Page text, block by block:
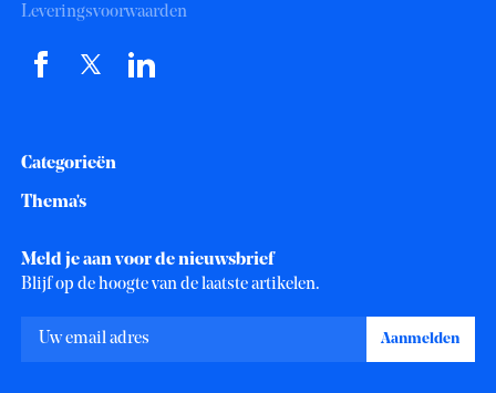
Leveringsvoorwaarden
Categorieën
Thema's
Meld je aan voor de nieuwsbrief
Blijf op de hoogte van de laatste artikelen.